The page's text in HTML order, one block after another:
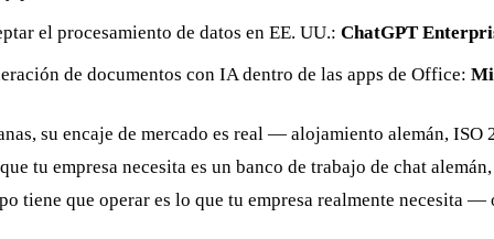
el procesamiento de datos en EE. UU.: ChatGPT
de documentos con IA dentro de las apps de Office:
su encaje de mercado es real — alojamiento alemán, ISO
tu empresa necesita es un banco de trabajo de chat
tiene que operar es lo que tu empresa realmente necesita